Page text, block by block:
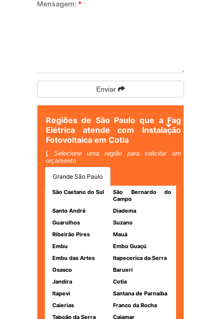
Mensagem: *
Enviar
Regiões de São Paulo que a Fag
Elétrica atende com Instalação
Fotovoltaica em Cotia
Selecione uma região para solicitar um
orçamento
Grande São Paulo
São Caetano do Sul
São Bernardo do
Campo
Santo André
Diadema
Guarulhos
Suzano
Ribeirão Pires
Mauá
Embu
Embu Guaçú
Embu das Artes
Itapecerica da Serra
Osasco
Barueri
Jandira
Cotia
Itapevi
Santana de Parnaíba
Caierias
Franco da Rocha
Taboão da Serra
Cajamar